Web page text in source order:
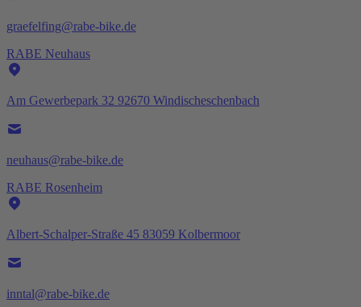
graefelfing@rabe-bike.de
RABE Neuhaus
Am Gewerbepark 32 92670 Windischeschenbach
neuhaus@rabe-bike.de
RABE Rosenheim
Albert-Schalper-Straße 45 83059 Kolbermoor
inntal@rabe-bike.de